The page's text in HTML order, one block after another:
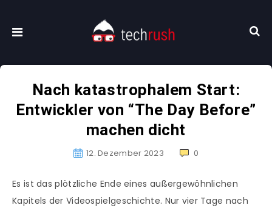
Nach katastrophalem Start:
Entwickler von “The Day Before”
machen dicht
12. Dezember 2023 0
Es ist das plötzliche Ende eines außergewöhnlichen
Kapitels der Videospielgeschichte. Nur vier Tage nach